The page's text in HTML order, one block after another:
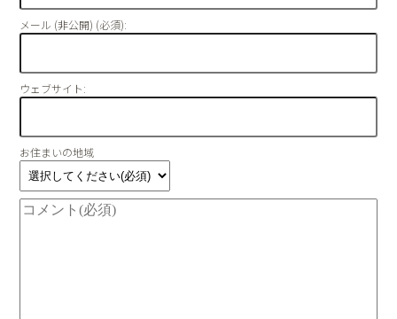
メール (非公開) (必須):
ウェブサイト:
お住まいの地域